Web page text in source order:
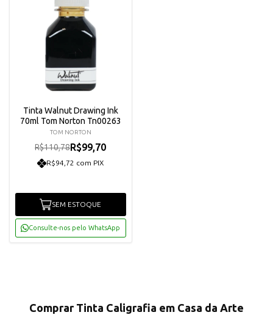
Tinta Walnut Drawing Ink
70ml Tom Norton Tn00263
TOM NORTON
R$110,78R$99,70
R$94,72 com PIX
SEM ESTOQUE
Consulte-nos pelo WhatsApp
Comprar Tinta Caligrafia em Casa da Arte